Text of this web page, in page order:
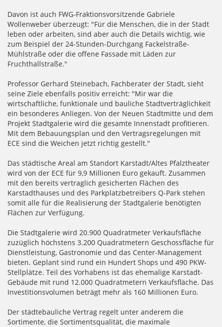
Davon ist auch FWG-Fraktionsvorsitzende Gabriele
Wollenweber überzeugt: "Für die Menschen, die in der Stadt
leben oder arbeiten, sind aber auch die Details wichtig, wie
zum Beispiel der 24-Stunden-Durchgang Fackelstraße-
Mühlstraße oder die offene Fassade mit Läden zur
Fruchthallstraße."
Professor Gerhard Steinebach, Fachberater der Stadt, sieht
seine Ziele ebenfalls positiv erreicht: "Mir war die
wirtschaftliche, funktionale und bauliche Stadtverträglichkeit
ein besonderes Anliegen. Von der Neuen Stadtmitte und dem
Projekt Stadtgalerie wird die gesamte Innenstadt profitieren.
Mit dem Bebauungsplan und den Vertragsregelungen mit
ECE sind die Weichen jetzt richtig gestellt."
Das städtische Areal am Standort Karstadt/Altes Pfalztheater
wird von der ECE für 9,9 Millionen Euro gekauft. Zusammen
mit den bereits vertraglich gesicherten Flächen des
Karstadthauses und des Parkplatzbetreibers Q-Park stehen
somit alle für die Realisierung der Stadtgalerie benötigten
Flächen zur Verfügung.
Die Stadtgalerie wird 20.900 Quadratmeter Verkaufsfläche
zuzüglich höchstens 3.200 Quadratmetern Geschossfläche für
Dienstleistung, Gastronomie und das Center-Management
bieten. Geplant sind rund ein Hundert Shops und 490 PKW-
Stellplätze. Teil des Vorhabens ist das ehemalige Karstadt-
Gebäude mit rund 12.000 Quadratmetern Verkaufsfläche. Das
Investitionsvolumen beträgt mehr als 160 Millionen Euro.
Der städtebauliche Vertrag regelt unter anderem die
Sortimente, die Sortimentsqualität, die maximale